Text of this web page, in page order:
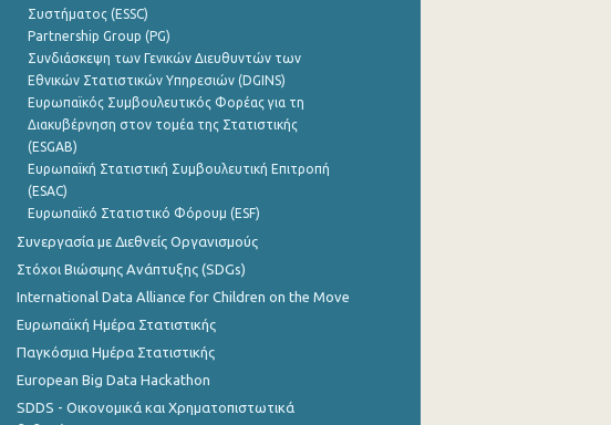
Συστήματος (ESSC)
Partnership Group (PG)
Συνδιάσκεψη των Γενικών Διευθυντών των
Εθνικών Στατιστικών Υπηρεσιών (DGINS)
Ευρωπαϊκός Συμβουλευτικός Φορέας για τη
Διακυβέρνηση στον τομέα της Στατιστικής
(ESGAB)
Ευρωπαϊκή Στατιστική Συμβουλευτική Επιτροπή
(ESAC)
Ευρωπαϊκό Στατιστικό Φόρουμ (ESF)
Συνεργασία με Διεθνείς Οργανισμούς
Στόχοι Βιώσιμης Ανάπτυξης (SDGs)
International Data Alliance for Children on the Move
Ευρωπαϊκή Ημέρα Στατιστικής
Παγκόσμια Ημέρα Στατιστικής
European Big Data Hackathon
SDDS - Οικονομικά και Χρηματοπιστωτικά